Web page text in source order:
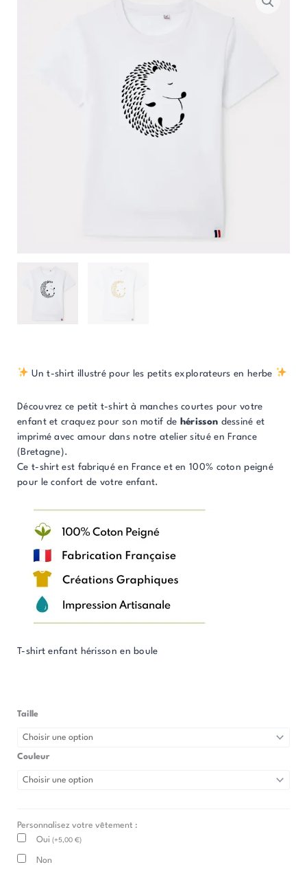
Un t-shirt illustré pour les petits explorateurs en herbe
Découvrez ce petit t-shirt à manches courtes pour votre
enfant et craquez pour son motif de hérisson dessiné et
imprimé avec amour dans notre atelier situé en France
(Bretagne).
Ce t-shirt est fabriqué en France et en 100% coton peigné
pour le confort de votre enfant.
T-shirt enfant hérisson en boule
Taille
Couleur
Personnalisez votre vêtement :
Oui (+5,00 €)
Non
de
T-
Enfant
Boule